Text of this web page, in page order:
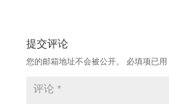
提交评论
您的邮箱地址不会被公开。 必填项已用